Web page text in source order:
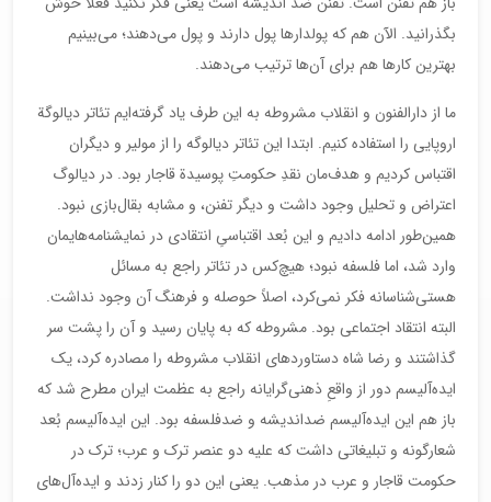
بگذرانید. الآن هم که پولدار‌ها پول دارند و پول می‌دهند؛ می‌بینیم
بهترین کارها هم برای آن‌ها ترتیب می‌دهند.
ما از دارالفنون و انقلاب مشروطه به این طرف یاد گرفته‌ایم تئاتر دیالوگة
اروپایی را استفاده کنیم. ابتدا این تئاتر دیالوگه را از مولیر و دیگران
اقتباس کردیم و هدف‌مان نقدِ حکومتِ پوسیدة قاجار بود. در دیالوگ
اعتراض و تحلیل وجود داشت و دیگر تفنن، و مشابه بقال‌بازی نبود.
همین‌طور ادامه دادیم و این بُعد اقتباسیِ انتقادی در نمایشنامه‌هایمان
وارد شد، اما فلسفه نبود؛ هیچ‌کس در تئاتر راجع به مسائل
هستی‌شناسانه فکر نمی‌کرد، اصلاً حوصله و فرهنگ آن وجود نداشت.
البته انتقاد اجتماعی بود. مشروطه که به پایان رسید و آن را پشت سر
گذاشتند و رضا شاه دستاوردهای انقلاب مشروطه را مصادره کرد، یک
ایده‌آلیسم دور از واقعِ ذهنی‌گرایانه راجع به عظمت ایران مطرح شد که
باز هم این ایده‌آلیسم ضداندیشه و ضدفلسفه بود. این ایده‌آلیسم بُعد
شعارگونه و تبلیغاتی داشت که علیه دو عنصر ترک و عرب؛ ترک در
حکومت قاجار و عرب در مذهب. یعنی این دو را کنار زدند و ایده‌آل‌های